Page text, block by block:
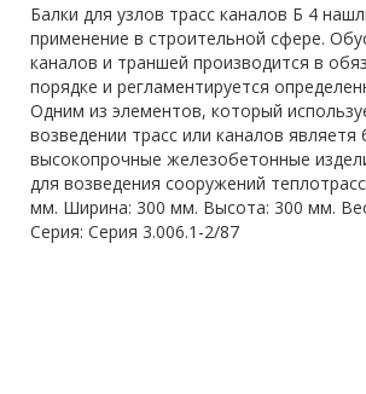
Балки для узлов трасс каналов Б 4
применение в строительной сфере.
каналов и траншей производится в
порядке и регламентируется
Одним из элементов, который
возведении трасс или каналов являетя
высокопрочные железобетонные
для возведения сооружений
мм. Ширина: 300 мм. Высота: 300 мм.
Серия: Серия 3.006.1-2/87